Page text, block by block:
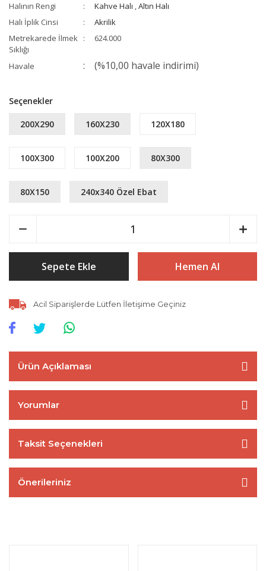
Halının Rengi
Kahve Halı ,Altın Halı
Halı İplik Cinsi
Akrilik
Metrekarede İlmek
Sıklığı
624.000
Havale (%10,00 havale indirimi)
Seçenekler
200X290 160X230 120X180
100X300 100X200 80X300
80X150 240x340 Özel Ebat
Sepete Ekle Hemen Al
Acil Siparişlerde Lütfen İletişime Geçiniz
Ürün Açıklaması
Yorumlar
Taksit Seçenekleri
Önerileriniz